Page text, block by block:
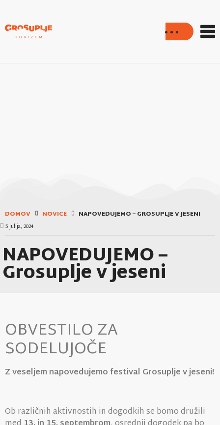
DOMOV NOVICE NAPOVEDUJEMO – GROSUPLJE V JESENI
5 julija, 2024
NAPOVEDUJEMO –
Grosuplje v jeseni
OBVESTILO ZA
SODELUJOČE
Z veseljem napovedujemo festival Grosuplje v jeseni!
Ob različnih aktivnostih in dogodkih se bomo družili